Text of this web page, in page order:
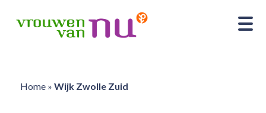
Home» Wijk Zwolle Zuid